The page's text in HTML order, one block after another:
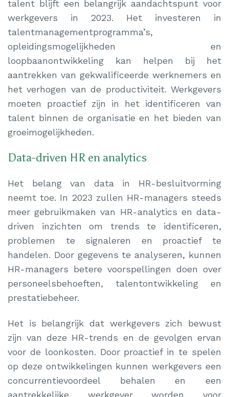
talent blijft een belangrijk aandachtspunt voor
werkgevers in 2023. Het investeren in
talentmanagementprogramma’s,
opleidingsmogelijkheden en
loopbaanontwikkeling kan helpen bij het
aantrekken van gekwalificeerde werknemers en
het verhogen van de productiviteit. Werkgevers
moeten proactief zijn in het identificeren van
talent binnen de organisatie en het bieden van
groeimogelijkheden.
Data-driven HR en analytics
Het belang van data in HR-besluitvorming
neemt toe. In 2023 zullen HR-managers steeds
meer gebruikmaken van HR-analytics en data-
driven inzichten om trends te identificeren,
problemen te signaleren en proactief te
handelen. Door gegevens te analyseren, kunnen
HR-managers betere voorspellingen doen over
personeelsbehoeften, talentontwikkeling en
prestatiebeheer.
Het is belangrijk dat werkgevers zich bewust
zijn van deze HR-trends en de gevolgen ervan
voor de loonkosten. Door proactief in te spelen
op deze ontwikkelingen kunnen werkgevers een
concurrentievoordeel behalen en een
aantrekkelijke werkgever worden voor